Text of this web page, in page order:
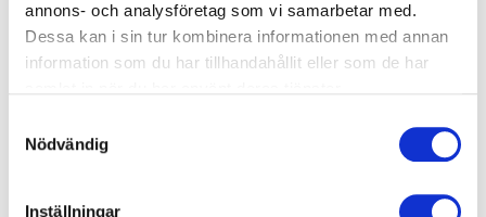
annons- och analysföretag som vi samarbetar med.
Dessa kan i sin tur kombinera informationen med annan
information som du har tillhandahållit eller som de har
Nödvändig
Inställningar
Inspirerande föreläsare om En gripande föreläsning om